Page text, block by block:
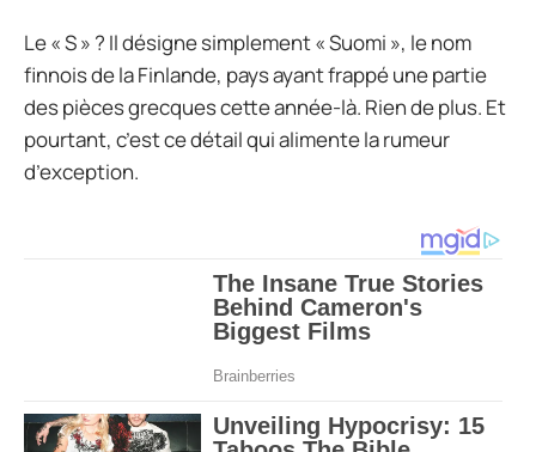
Le « S » ? Il désigne simplement « Suomi », le nom
finnois de la Finlande, pays ayant frappé une partie
des pièces grecques cette année-là. Rien de plus. Et
pourtant, c’est ce détail qui alimente la rumeur
d’exception.